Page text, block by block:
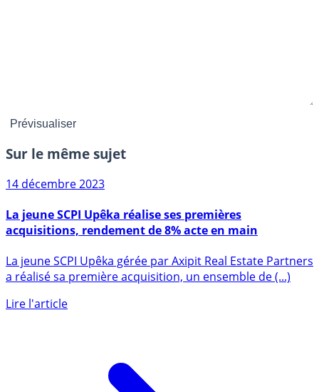
Sur le même sujet
14 décembre 2023
acquisitions, rendement de 8% acte en main
a réalisé sa première acquisition, un ensemble de (...)